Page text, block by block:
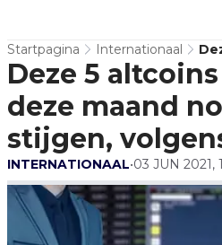
Startpagina Internationaal
Deze 5
deze maand
stijgen,
INTERNATIONAAL•03 JUN 2021,